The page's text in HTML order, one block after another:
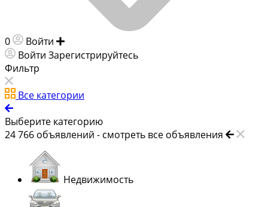
0 Войти
Войти Зарегистрируйтесь
Фильтр
Все категории
Выберите категорию
24 766 объявлений - смотреть все объявления
Недвижимость